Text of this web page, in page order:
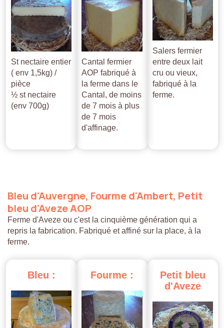
St nectaire entier
( env 1,5kg) /
pièce
½ st nectaire
(env 700g)
Cantal fermier
AOP fabriqué à
la ferme dans le
Cantal, de moins
de 7 mois à plus
de 7 mois
d'affinage.
Salers fermier
entre deux lait
cru ou vieux,
fabriqué à la
ferme.
Bleu d'Auvergne, Fourmed'Ambert, Petit
bleu d'AvezeAOP
Ferme d'Aveze ou c'est la cinquième génération qui a
repris la fabrication. Fabriqué et affiné sur la place, à la
ferme.
Bleu : Fourme : Petit bleu
d'Aveze